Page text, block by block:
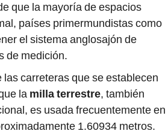
que la mayoría de espacios
países primermundistas como
el sistema anglosajón de
de medición.
carreteras que se establecen
la milla terrestre, también
es usada frecuentemente en
1.60934 metros.